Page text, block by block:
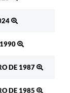
DE 1987
DE 1985